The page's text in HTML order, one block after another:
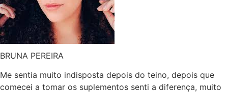
BRUNA PEREIRA
Me sentia muito indisposta depois do teino, depois que
comecei a tomar os suplementos senti a diferença, muito